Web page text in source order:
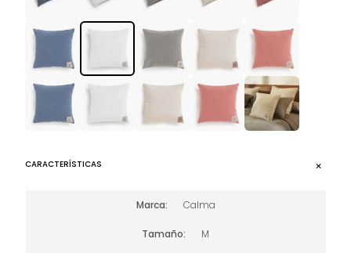
CARACTERÍSTICAS
Marca Calma
Tamaño M